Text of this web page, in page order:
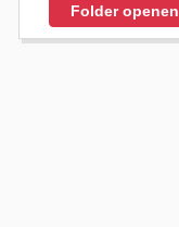
Folder openen